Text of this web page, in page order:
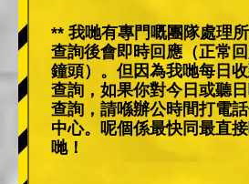
** 我哋有專門嘅團隊處理
查詢後會即時回應（正常
鐘頭）。但因為我哋每日
查詢，如果你對今日或聽
查詢，請喺辦公時間打電
中心。呢個係最快同最直
哋！